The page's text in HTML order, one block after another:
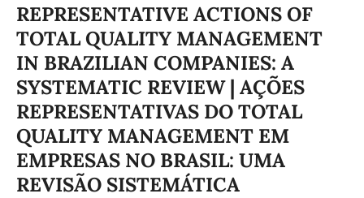
REPRESENTATIVE ACTIONS OF
TOTAL QUALITY MANAGEMENT
IN BRAZILIAN COMPANIES: A
SYSTEMATIC REVIEW | AÇÕES
REPRESENTATIVAS DO TOTAL
QUALITY MANAGEMENT EM
EMPRESAS NO BRASIL: UMA
REVISÃO SISTEMÁTICA